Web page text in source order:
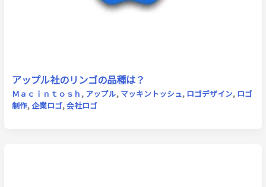
アップル社のリンゴの品種は？
Ｍａｃｉｎｔｏｓｈ , アップル, マッキントッシュ, ロゴデザイン, ロゴ
制作, 企業ロゴ,会社ロゴ